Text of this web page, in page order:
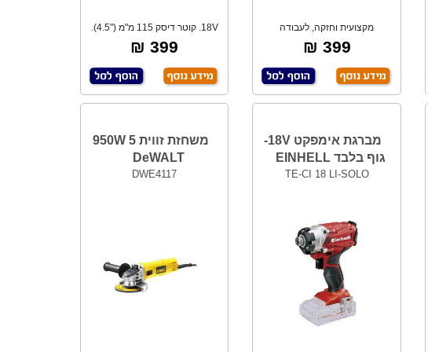
מקצועית וחזקה, לעבודה
ממושכת, גוף צר במי
399 ₪
18V. קוטר דיסק 115 מ"מ ("4.5).
*גוף בלב
399 ₪
מברגת אימפקט 18V-
גוף בלבד EINHELL
TE-CI 18 LI-SOLO
משחזת זווית 5 950W
DeWALT
DWE4117